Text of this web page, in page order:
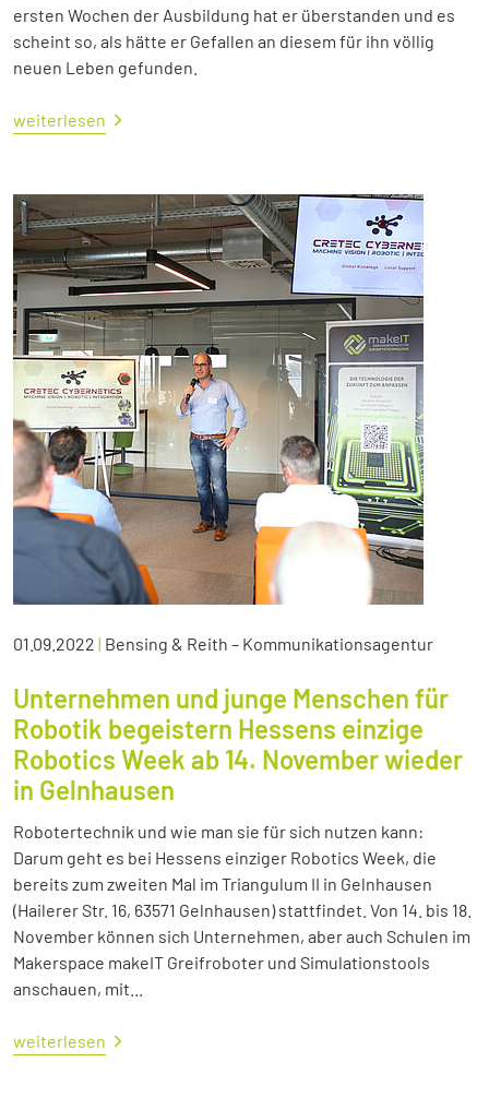
ersten Wochen der Ausbildung hat er überstanden und es
scheint so, als hätte er Gefallen an diesem für ihn völlig
neuen Leben gefunden.
weiterlesen
01.09.2022 | Bensing & Reith – Kommunikationsagentur
Unternehmen und junge Menschen für
Robotik begeistern Hessens einzige
Robotics Week ab 14. November wieder
in Gelnhausen
Robotertechnik und wie man sie für sich nutzen kann:
Darum geht es bei Hessens einziger Robotics Week, die
bereits zum zweiten Mal im Triangulum II in Gelnhausen
(Hailerer Str. 16, 63571 Gelnhausen) stattfindet. Von 14. bis 18.
November können sich Unternehmen, aber auch Schulen im
Makerspace makeIT Greifroboter und Simulationstools
anschauen, mit...
weiterlesen